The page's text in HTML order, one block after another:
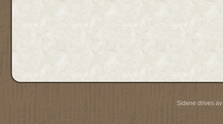
Sidene drives av